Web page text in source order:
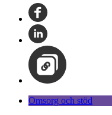
Omsorg och stöd